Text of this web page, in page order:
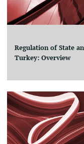
Regulation of State
Turkey: Overview